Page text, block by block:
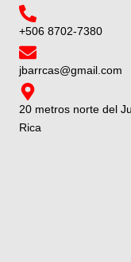
+506 8702-7380
jbarrcas@gmail.com
20 metros norte del
Rica